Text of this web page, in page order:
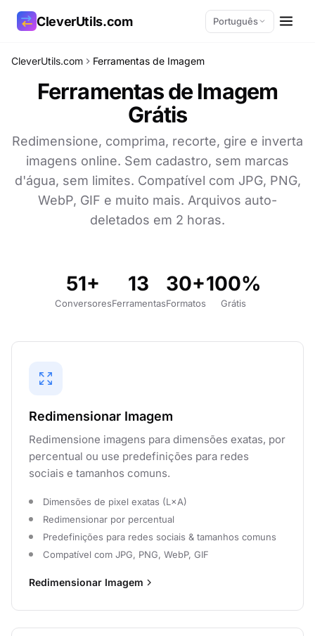
CleverUtils.com Português
CleverUtils.com Ferramentas de Imagem
Ferramentas de Imagem
Grátis
Redimensione, comprima, recorte, gire e inverta
imagens online. Sem cadastro, sem marcas
d'água, sem limites. Compatível com JPG, PNG,
WebP, GIF e muito mais. Arquivos auto-
deletados em 2 horas.
51+
Conversores
13
Ferramentas
30+
Formatos
100%
Grátis
Redimensionar Imagem
Redimensione imagens para dimensões exatas, por
percentual ou use predefinições para redes
sociais e tamanhos comuns.
Dimensões de pixel exatas (L×A)
Redimensionar por percentual
Predefinições para redes sociais & tamanhos comuns
Compatível com JPG, PNG, WebP, GIF
Redimensionar Imagem
Copiar link